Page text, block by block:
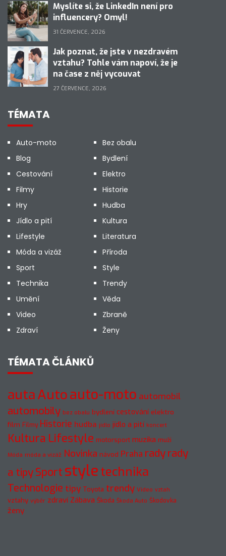
Myslíte si, že LinkedIn není pro
influencery? Omyl!
31 ČERVENCE, 2026
Jak poznat, že jste v nezdravém
vztahu? Tohle vám napoví, že je
na čase z něj vycouvat
27 ČERVENCE, 2026
TÉMATA
Auto-moto
Bez obalu
Blog
Bydlení
Cestování
Elektro
Filmy
Historie
Hry
Hudba
Jídlo a pití
Kultura
Lifestyle
Literatura
Móda a vizáž
Příroda
Sport
Style
Technika
Trendy
Umění
Věda
Video
Zbraně
Zdraví
Ženy
TÉMATA ČLÁNKŮ
autaAutoauto-moto automobil
automobily bez obalu bydlení cestování elektro
film Filmy Historie hudba jídlo jídlo a pití koncert
Kultura Lifestyle motorsport muzika muži
Móda móda a vizáž Novinka návod Praha radyrady
a tipySport styletechnika
Technologie tipy Toyota trendy Video vztah
vztahy výběr zdraví Zábava Škoda Škoda Auto Škodovka
ženy